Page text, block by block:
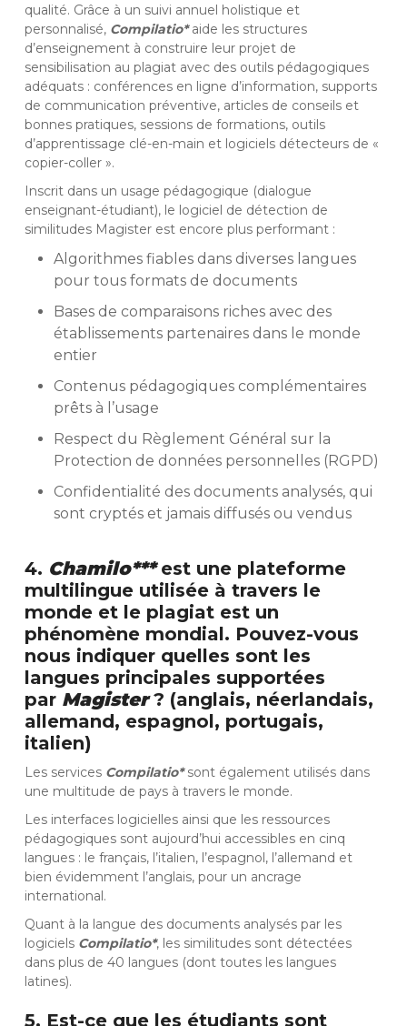
qualité. Grâce à un suivi annuel holistique et
personnalisé, Compilatio*aide les structures
d’enseignement à construire leur projet de
sensibilisation au plagiat avec des outils pédagogiques
adéquats : conférences en ligne d’information, supports
de communication préventive, articles de conseils et
bonnes pratiques, sessions de formations, outils
d’apprentissage clé-en-main et logiciels détecteurs de «
copier-coller ».
Inscrit dans un usage pédagogique (dialogue
enseignant-étudiant), le logiciel de détection de
similitudes Magister est encore plus performant :
Algorithmes fiables dans diverses langues
pour tous formats de documents
Bases de comparaisons riches avec des
établissements partenaires dans le monde
entier
Contenus pédagogiques complémentaires
prêts à l’usage
Respect du Règlement Général sur la
Protection de données personnelles (RGPD)
Confidentialité des documents analysés, qui
sont cryptés et jamais diffusés ou vendus
4. Chamilo***est une plateforme
multilingue utilisée à travers le
monde et le plagiat est un
phénomène mondial. Pouvez-vous
nous indiquer quelles sont les
langues principales supportées
par Magister? (anglais, néerlandais,
allemand, espagnol, portugais,
italien)
Les services Compilatio*sont également utilisés dans
une multitude de pays à travers le monde.
Les interfaces logicielles ainsi que les ressources
pédagogiques sont aujourd’hui accessibles en cinq
langues : le français, l’italien, l’espagnol, l’allemand et
bien évidemment l’anglais, pour un ancrage
international.
Quant à la langue des documents analysés par les
logiciels Compilatio*, les similitudes sont détectées
dans plus de 40 langues (dont toutes les langues
latines).
5. Est-ce que les étudiants sont